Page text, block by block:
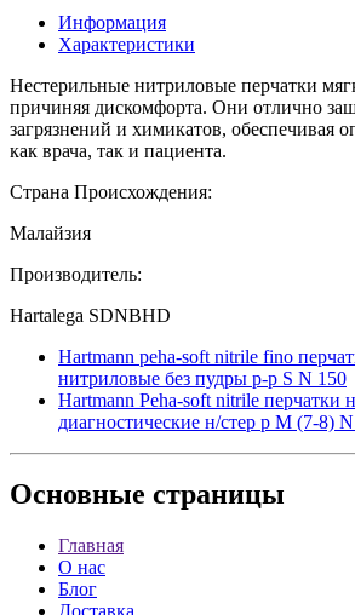
Информация
Характеристики
Нестерильные нитриловые перчатки
причиняя дискомфорта. Они отлично
загрязнений и химикатов, обеспечивая
как врача, так и пациента.
Страна Происхождения:
Малайзия
Производитель:
Hartalega SDNBHD
Hartmann peha-soft nitrile fino
нитриловые без пудры p-р S N 150
Hartmann Peha-soft nitrile перчатки
диагностические н/стер р М (7-8)
Основные страницы
Главная
О нас
Блог